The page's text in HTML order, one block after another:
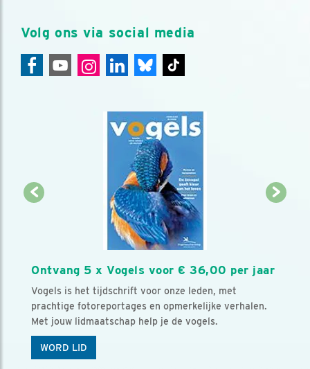
Volg ons via social media
Ontvang 5 x Vogels voor € 36,00 per jaar
Vogels is het tijdschrift voor onze leden, met
prachtige fotoreportages en opmerkelijke verhalen.
Met jouw lidmaatschap help je de vogels.
WORD LID